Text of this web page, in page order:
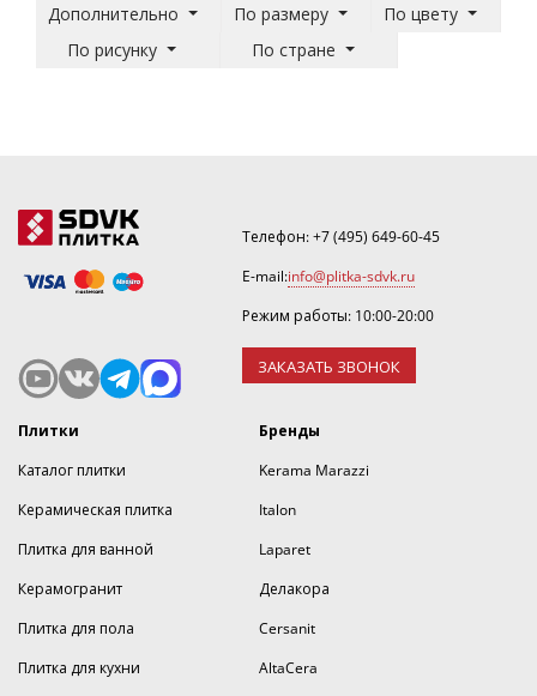
Дополнительно
По размеру
По цвету
По рисунку
По стране
Телефон:+7 (495) 649-60-45
E-mail:info@plitka-sdvk.ru
Режим работы: 10:00-20:00
ЗАКАЗАТЬ ЗВОНОК
Плитки
Каталог плитки
Керамическая плитка
Плитка для ванной
Керамогранит
Плитка для пола
Плитка для кухни
Бренды
Kerama Marazzi
Italon
Laparet
Делакора
Cersanit
AltaCera